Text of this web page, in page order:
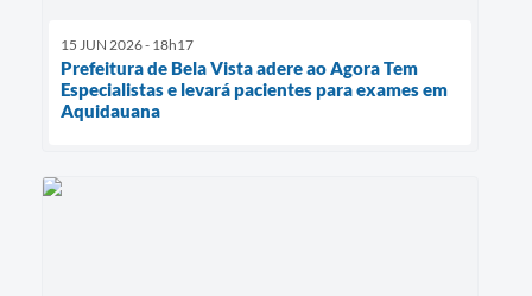
15 JUN 2026 - 18h17
Prefeitura de Bela Vista adere ao Agora Tem
Especialistas e levará pacientes para exames em
Aquidauana